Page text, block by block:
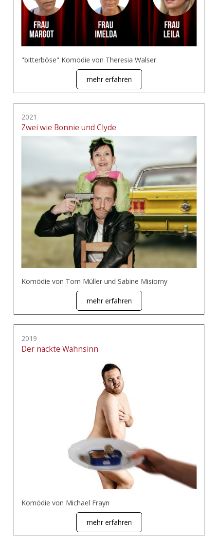
"bitterböse" Komödie von Theresia Walser
mehr erfahren
2021
Zwei wie Bonnie und Clyde
Komödie von Tom Müller und Sabine Misiorny
mehr erfahren
2019
Der nackte Wahnsinn
Komödie von Michael Frayn
mehr erfahren